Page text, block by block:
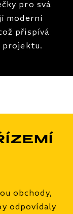
pro svá
moderní
přispívá
projektu.
obchody,
odpovídaly